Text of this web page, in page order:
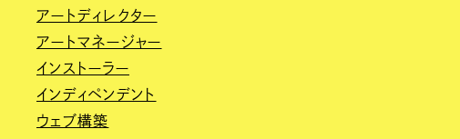
アートディレクター
アートマネージャー
インストーラー
インディペンデント
ウェブ構築